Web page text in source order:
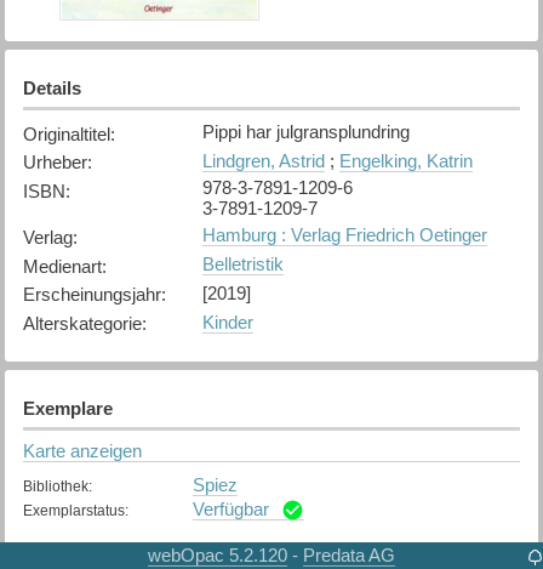
Details
Originaltitel:
Pippi har julgransplundring
Urheber: Lindgren, Astrid; Engelking, Katrin
ISBN:
978-3-7891-1209-6
3-7891-1209-7
Verlag:
Hamburg : Verlag Friedrich Oetinger
Medienart:
Belletristik
Erscheinungsjahr:
[2019]
Alterskategorie: Kinder
Exemplare
Karte anzeigen
Bibliothek: Spiez
Exemplarstatus: Verfügbar
Thun
webOpac 5.2.120 - Predata AG